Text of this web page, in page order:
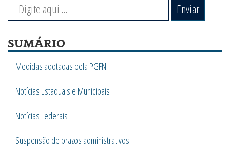
Enviar
SUMÁRIO
Medidas adotadas pela PGFN
Notícias Estaduais e Municipais
Notícias Federais
Suspensão de prazos administrativos